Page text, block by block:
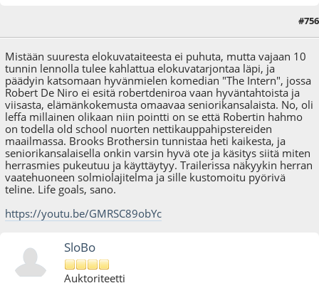
#756
Mistään suuresta elokuvataiteesta ei puhuta, mutta vajaan 10
tunnin lennolla tulee kahlattua elokuvatarjontaa läpi, ja
päädyin katsomaan hyvänmielen komedian "The Intern", jossa
Robert De Niro ei esitä robertdeniroa vaan hyväntahtoista ja
viisasta, elämänkokemusta omaavaa seniorikansalaista. No, oli
leffa millainen olikaan niin pointti on se että Robertin hahmo
on todella old school nuorten nettikauppahipstereiden
maailmassa. Brooks Brothersin tunnistaa heti kaikesta, ja
seniorikansalaisella onkin varsin hyvä ote ja käsitys siitä miten
herrasmies pukeutuu ja käyttäytyy. Trailerissa näkyykin herran
vaatehuoneen solmiolajitelma ja sille kustomoitu pyörivä
teline. Life goals, sano.
https://youtu.be/GMRSC89obYc
SloBo
Auktoriteetti